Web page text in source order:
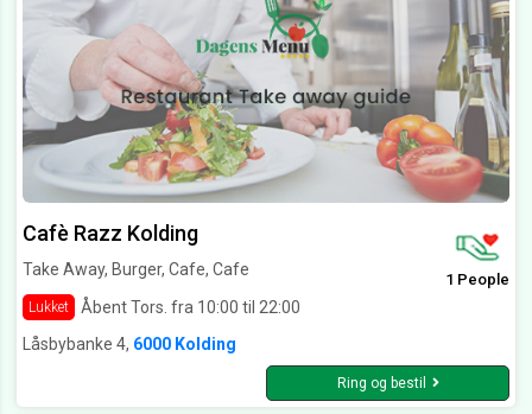
Cafè Razz Kolding
Take Away, Burger, Cafe, Cafe
Lukket Åbent Tors. fra 10:00 til 22:00
1 People
Låsbybanke 4, 6000 Kolding
Ring og bestil